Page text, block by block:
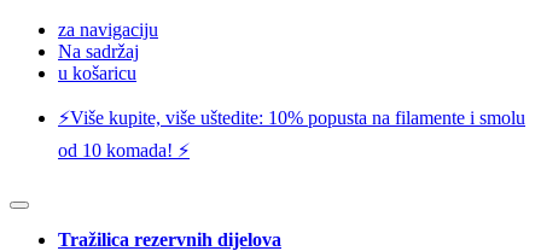
za navigaciju
Na sadržaj
u košaricu
⚡️Više kupite, više uštedite: 10% popusta na filamente i smolu
od 10 komada! ⚡️
Tražilica rezervnih dijelova